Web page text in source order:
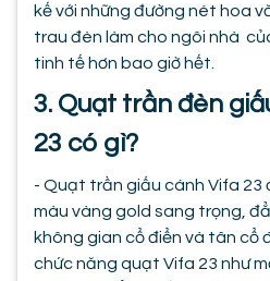
kế với những đường nét hoa
trau đèn làm cho ngôi nhà
tinh tế hơn bao giờ hết.
3. Quạt trần đèn
23 có gì?
- Quạt trần giấu cánh Vifa 23
màu vàng gold sang trọng,
không gian cổ điển và tân cổ
chức năng quạt Vifa 23 như